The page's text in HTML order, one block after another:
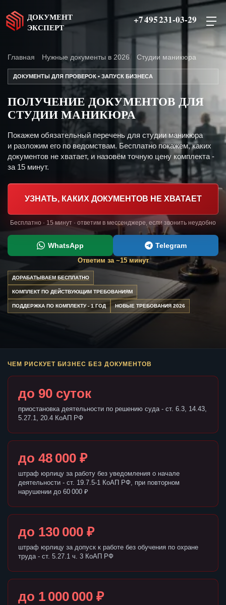
ДОКУМЕНТ
ЭКСПЕРТ
+7 495 231-03-29
Главная Нужные документы в 2026 Студии маникюра
ДОКУМЕНТЫ ДЛЯ ПРОВЕРОК • ЗАПУСК БИЗНЕСА
ПОЛУЧЕНИЕ ДОКУМЕНТОВ ДЛЯ
СТУДИИ МАНИКЮРА
Покажем обязательный перечень для студии маникюра
и разложим его по ведомствам. Бесплатно покажем, каких
документов не хватает, и назовём точную цену комплекта -
за 15 минут.
УЗНАТЬ, КАКИХ ДОКУМЕНТОВ НЕ ХВАТАЕТ
Бесплатно · 15 минут · ответим в мессенджере, если звонить неудобно
WhatsApp Telegram
Ответим за ~15 минут
ДОРАБАТЫВАЕМ БЕСПЛАТНО
КОМПЛЕКТ ПО ДЕЙСТВУЮЩИМ ТРЕБОВАНИЯМ
ПОДДЕРЖКА ПО КОМПЛЕКТУ - 1 ГОД НОВЫЕ ТРЕБОВАНИЯ 2026
ЧЕМ РИСКУЕТ БИЗНЕС БЕЗ ДОКУМЕНТОВ
до 90 суток
приостановка деятельности по решению суда - ст. 6.3, 14.43,
5.27.1, 20.4 КоАП РФ
до 48 000 ₽
штраф юрлицу за работу без уведомления о начале
деятельности - ст. 19.7.5-1 КоАП РФ, при повторном
нарушении до 60 000 ₽
до 130 000 ₽
штраф юрлицу за допуск к работе без обучения по охране
труда - ст. 5.27.1 ч. 3 КоАП РФ
до 1 000 000 ₽